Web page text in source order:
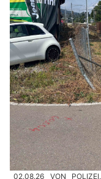
02.08.26 VON